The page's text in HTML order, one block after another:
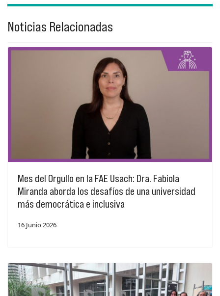
Noticias Relacionadas
Mes del Orgullo en la FAE Usach: Dra. Fabiola
Miranda aborda los desafíos de una universidad
más democrática e inclusiva
16 Junio 2026